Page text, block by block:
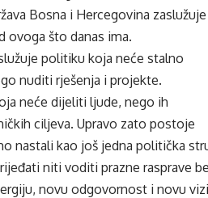
Bosna i Hercegovina zaslužuje
ovoga što danas ima.
politiku koja neće stalno
nuditi rješenja i projekte.
neće dijeliti ljude, nego ih
ciljeva. Upravo zato postoje
nastali kao još jedna politička
niti voditi prazne rasprave
novu odgovornost i novu